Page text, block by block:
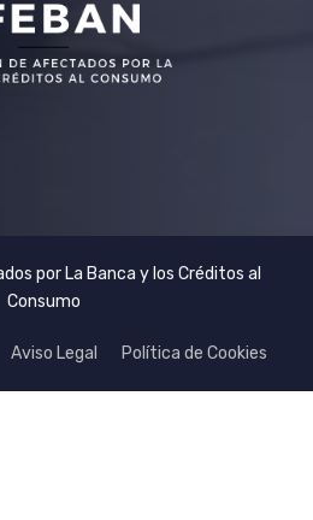
por La Banca y los Créditos al
Consumo
Aviso Legal Política de Cookies